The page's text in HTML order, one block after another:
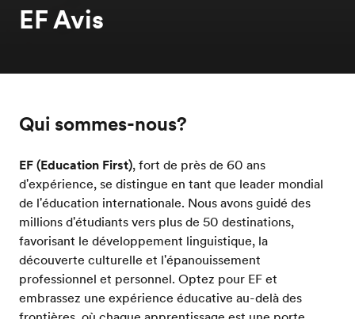
EF Avis
Qui sommes-nous?
EF (Education First), fort de près de 60 ans
d'expérience, se distingue en tant que leader mondial
de l'éducation internationale. Nous avons guidé des
millions d'étudiants vers plus de 50 destinations,
favorisant le développement linguistique, la
découverte culturelle et l'épanouissement
professionnel et personnel. Optez pour EF et
embrassez une expérience éducative au-delà des